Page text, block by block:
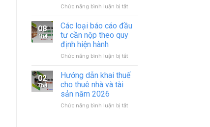
cơ
in
mới
nghiệp
quy
Chức năng bình luận bị tắtở
kiện
đầu
ra
nhất
08
Th4
Các loại báo cáo đầu
tư cần nộp theo quy
định hiện hành
Chức năng bình luận bị tắtở
loại
báo
tư
02
Th4
Hướng dẫn khai thuế
cho thuê nhà và tài
sản năm 2026
Chức năng bình luận bị tắtở